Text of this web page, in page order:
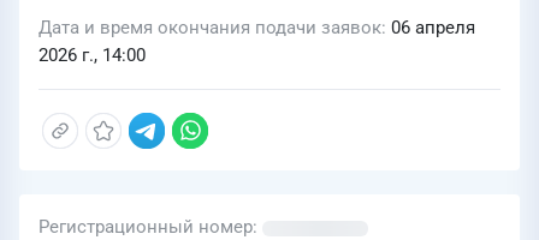
Дата и время окончания подачи заявок 06 апреля
2026 г., 14:00
Регистрационный номер